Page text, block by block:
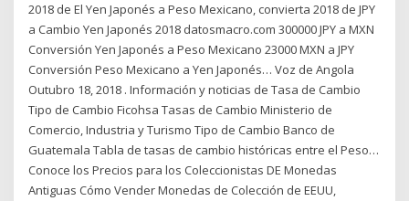
2018 de El Yen Japonés a Peso Mexicano, convierta 2018 de JPY
a Cambio Yen Japonés 2018 datosmacro.com 300000 JPY a MXN
Conversión Yen Japonés a Peso Mexicano 23000 MXN a JPY
Conversión Peso Mexicano a Yen Japonés… Voz de Angola
Outubro 18, 2018 . Información y noticias de Tasa de Cambio
Tipo de Cambio Ficohsa Tasas de Cambio Ministerio de
Comercio, Industria y Turismo Tipo de Cambio Banco de
Guatemala Tabla de tasas de cambio históricas entre el Peso…
Conoce los Precios para los Coleccionistas DE Monedas
Antiguas Cómo Vender Monedas de Colección de EEUU,